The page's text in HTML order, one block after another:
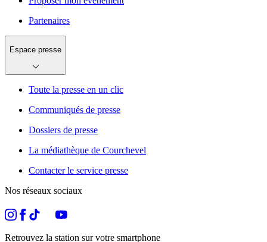
Partenaires
Espace presse
Toute la presse en un clic
Communiqués de presse
Dossiers de presse
La médiathèque de Courchevel
Contacter le service presse
Nos réseaux sociaux
Retrouvez la station sur votre smartphone